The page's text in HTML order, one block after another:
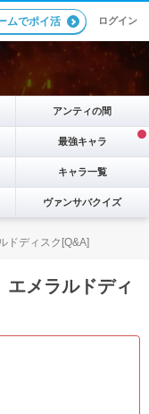
ムでポイ活 ログイン
アンティの間
最強キャラ
キャラ一覧
ヴァンサバクイズ
ドディスク[Q&A]
エメラルドディ